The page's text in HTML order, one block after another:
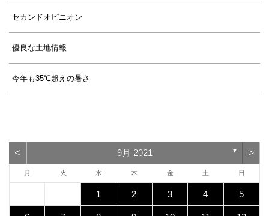
セカンドオピニオン
優良な土地情報
今年も35℃超えの暑さ
< 9月 2021 ▼ >
月 火 水 木 金 土 日
1 2 3 4 5